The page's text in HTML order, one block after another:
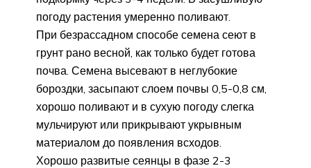
погоду растения умеренно поливают.
При безрассадном способе семена сеют в
грунт рано весной, как только будет готова
почва. Семена высевают в неглубокие
бороздки, засыпают слоем почвы 0,5-0,8 см,
хорошо поливают и в сухую погоду слегка
мульчируют или прикрывают укрывным
материалом до появления всходов.
Хорошо развитые сеянцы в фазе 2-3